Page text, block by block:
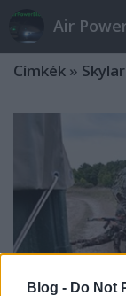
Blog - Do Not
Air
Címkék »